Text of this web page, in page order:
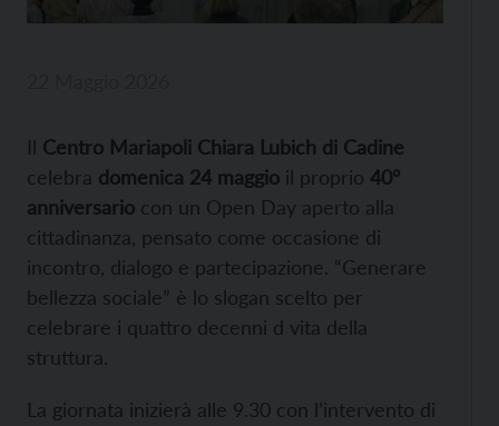
Il Centro Mariapoli Chiara Lubich di Cadine
celebra domenica 24 maggio il proprio 40°
anniversario con un Open Day aperto alla
cittadinanza, pensato come occasione di
incontro, dialogo e partecipazione. “Generare
bellezza sociale” è lo slogan scelto per
celebrare i quattro decenni d vita della
struttura.
La giornata inizierà alle 9.30 con l’intervento di